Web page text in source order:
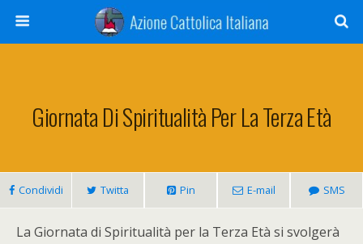
Giornata Di Spiritualità Per La Terza Età
Condividi Twitta Pin E-mail SMS
La Giornata di Spiritualità per la Terza Età si svolgerà